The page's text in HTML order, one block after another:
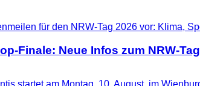
Finale: Neue Infos zum NRW-Tag